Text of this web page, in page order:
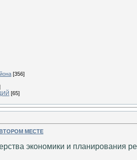
[356]
[65]
МЕСТЕ
экономики и планирования